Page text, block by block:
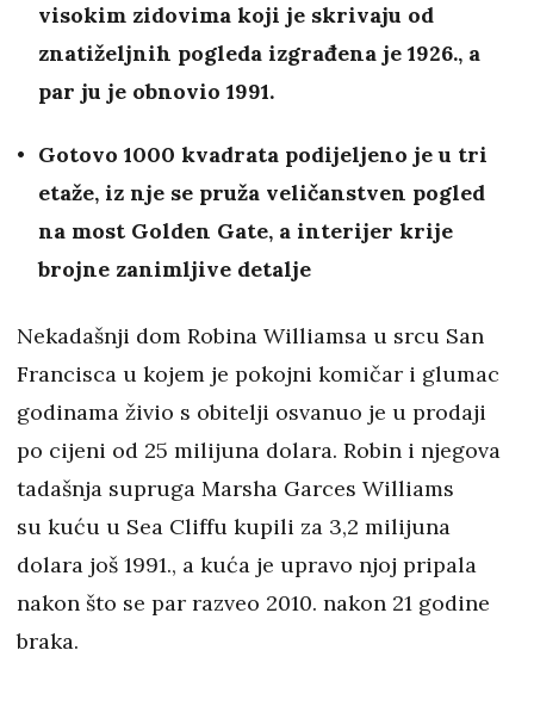
visokim zidovima koji je skrivaju od
znatiželjnih pogleda izgrađena je 1926., a
par ju je obnovio 1991.
Gotovo 1000 kvadrata podijeljeno je u tri
etaže, iz nje se pruža veličanstven pogled
na most Golden Gate, a interijer krije
brojne zanimljive detalje
Nekadašnji dom Robina Williamsa u srcu San
Francisca u kojem je pokojni komičar i glumac
godinama živio s obitelji osvanuo je u prodaji
po cijeni od 25 milijuna dolara. Robin i njegova
tadašnja supruga Marsha Garces Williams
su kuću u Sea Cliffu kupili za 3,2 milijuna
dolara još 1991., a kuća je upravo njoj pripala
nakon što se par razveo 2010. nakon 21 godine
braka.